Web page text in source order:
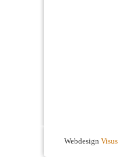
Webdesign Visus